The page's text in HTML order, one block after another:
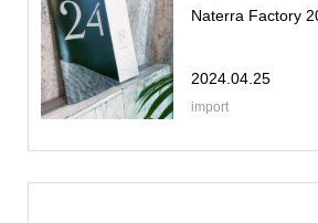
Naterra Factory
2024.04.25
import